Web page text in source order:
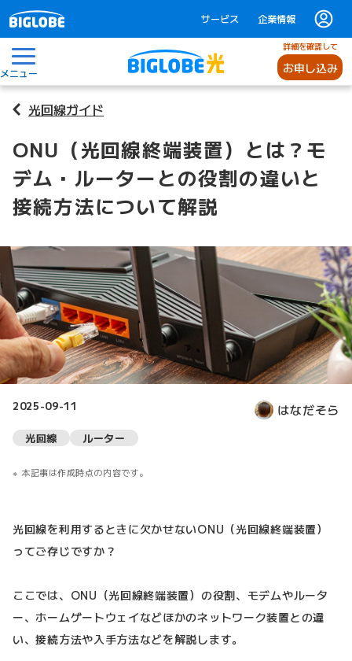
サービス 企業情報
メニュー
詳細を確認して
お申し込み
光回線ガイド
ONU（光回線終端装置）とは？モ
デム・ルーターとの役割の違いと
接続方法について解説
2025-09-11 はなだそら
光回線 ルーター
本記事は作成時点の内容です。
光回線を利用するときに欠かせないONU（光回線終端装置）
ってご存じですか？
ここでは、ONU（光回線終端装置）の役割、モデムやルータ
ー、ホームゲートウェイなどほかのネットワーク装置との違
い、接続方法や入手方法などを解説します。